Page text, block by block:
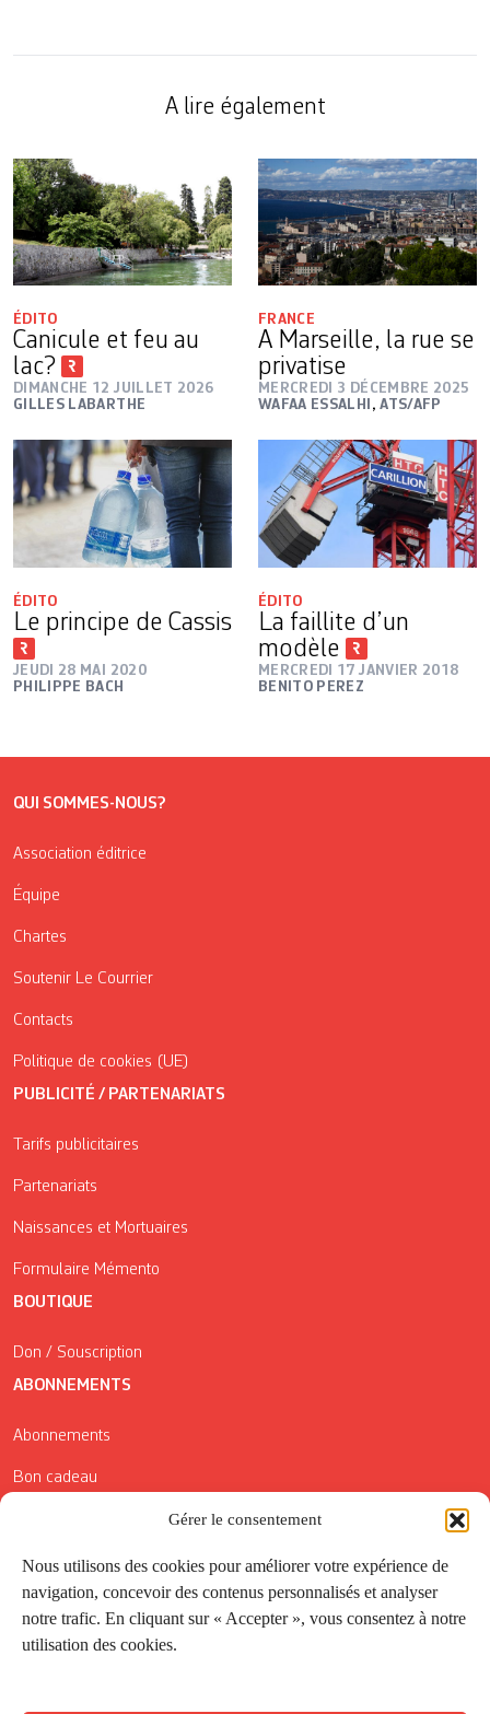
Gérer le consentement
Nous utilisons des cookies pour améliorer votre expérience de
navigation, concevoir des contenus personnalisés et analyser
notre trafic. En cliquant sur « Accepter », vous consentez à notre
utilisation des cookies.
A lire également
ÉDITO
Canicule et feu au
lac?
DIMANCHE 12 JUILLET 2026
GILLES LABARTHE
FRANCE
A Marseille, la rue se
privatise
MERCREDI 3 DÉCEMBRE 2025
WAFAA ESSALHI
,ATS/AFP
ÉDITO
Le principe de Cassis
JEUDI 28 MAI 2020
PHILIPPE BACH
ÉDITO
La faillite d’un
modèle
MERCREDI 17 JANVIER 2018
BENITO PEREZ
QUI SOMMES-NOUS?
Association éditrice
Équipe
Chartes
Soutenir Le Courrier
Contacts
Politique de cookies (UE)
PUBLICITÉ / PARTENARIATS
Tarifs publicitaires
Partenariats
Naissances et Mortuaires
Formulaire Mémento
BOUTIQUE
Don / Souscription
ABONNEMENTS
Abonnements
Bon cadeau
Conditions générales de vente
Réductions de la Carte Côté Courrier
Application